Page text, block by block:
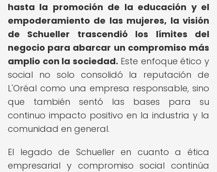
hasta la promoción de la educación y el
empoderamiento de las mujeres, la visión
de Schueller trascendió los límites del
negocio para abarcar un compromiso más
amplio con la sociedad. Este enfoque ético y
social no solo consolidó la reputación de
L'Oréal como una empresa responsable, sino
que también sentó las bases para su
continuo impacto positivo en la industria y la
comunidad en general.
El legado de Schueller en cuanto a ética
empresarial y compromiso social continúa